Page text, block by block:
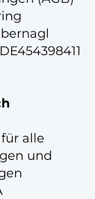
alle
und